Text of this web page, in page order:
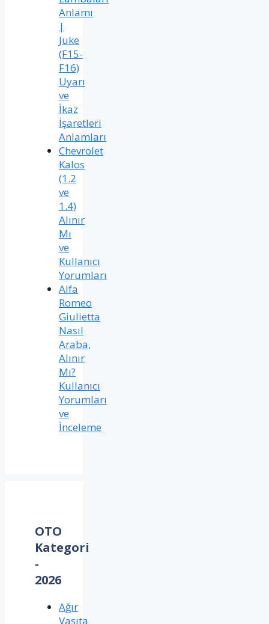
Anlamı
|
Juke
(F15-
F16)
Uyarı
ve
İkaz
İşaretleri
Anlamları
Chevrolet
Kalos
(1.2
ve
1.4)
Alınır
Mı
ve
Kullanıcı
Yorumları
Alfa
Romeo
Giulietta
Nasıl
Araba,
Alınır
Mı?
Kullanıcı
Yorumları
ve
İnceleme
OTO
Kategori
-
2026
Ağır
Vasıta